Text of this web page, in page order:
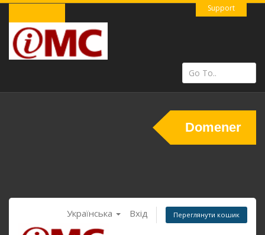
Support
Domener
Українська Вхід Переглянути кошик